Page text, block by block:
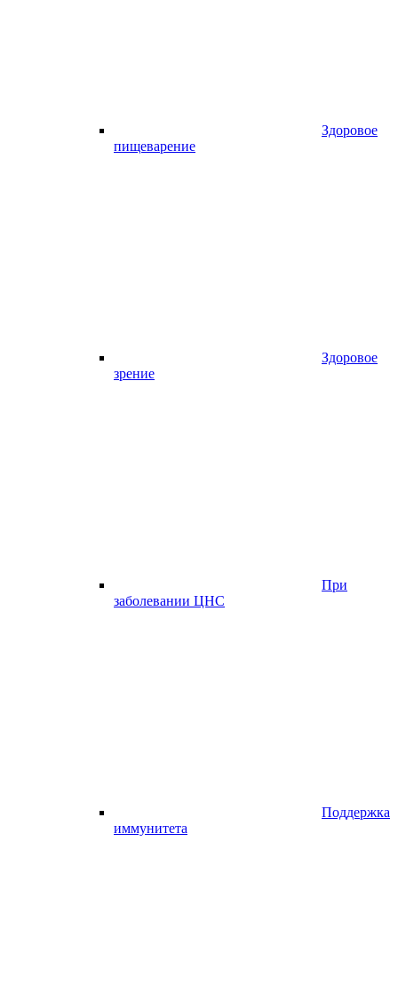
Здоровое
пищеварение
Здоровое
зрение
При
заболевании ЦНС
Поддержка
иммунитета